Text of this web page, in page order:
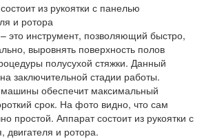
из рукоятки с панелью
и ротора
это инструмент, позволяющий быстро,
выровнять поверхность полов
полусухой стяжки. Данный
заключительной стадии работы.
машины обеспечит максимальный
срок. На фото видно, что сам
простой. Аппарат состоит из рукоятки с
двигателя и ротора.